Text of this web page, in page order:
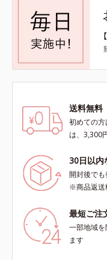
送料無料
初めての
は、3,300
30日以内
開封後で
※商品返送
最短ご注
一部地域
ます